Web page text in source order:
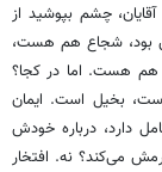
چشم بپوشید از
بود، شجاع هم هست،
هست. اما در کجا؟
بخیل است. ایمان
دارد، درباره خودش
می‌کند؟ نه. افتخار